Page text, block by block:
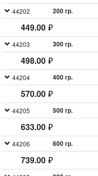
44202 200 гр.
449.00
44203 300 гр.
498.00
44204 400 гр.
570.00
44205 500 гр.
633.00
44206 600 гр.
739.00